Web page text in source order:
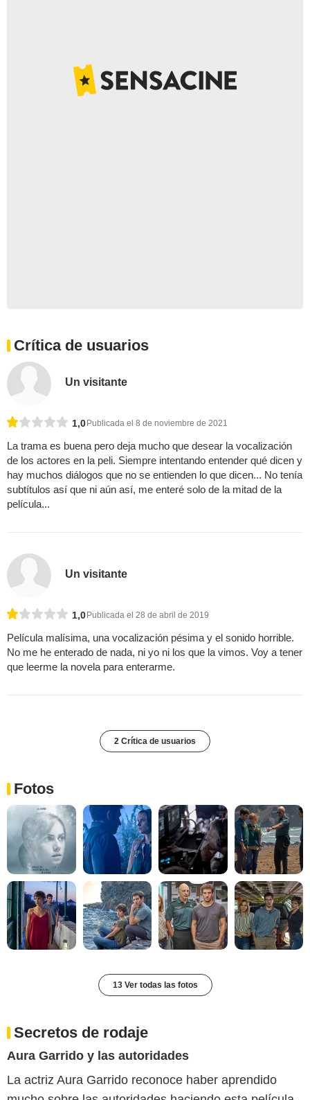
Crítica de usuarios
Un visitante
1,0Publicada el 8 de noviembre de 2021
La trama es buena pero deja mucho que desear la vocalización
de los actores en la peli. Siempre intentando entender qué dicen y
hay muchos diálogos que no se entienden lo que dicen... No tenía
subtítulos así que ni aún así, me enteré solo de la mitad de la
película...
Un visitante
1,0 Publicada el 28 de abril de 2019
Película malísima, una vocalización pésima y el sonido horrible.
No me he enterado de nada, ni yo ni los que la vimos. Voy a tener
que leerme la novela para enterarme.
2 Crítica de usuarios
Fotos
13 Ver todas las fotos
Secretos de rodaje
Aura Garrido y las autoridades
La actriz Aura Garrido reconoce haber aprendido